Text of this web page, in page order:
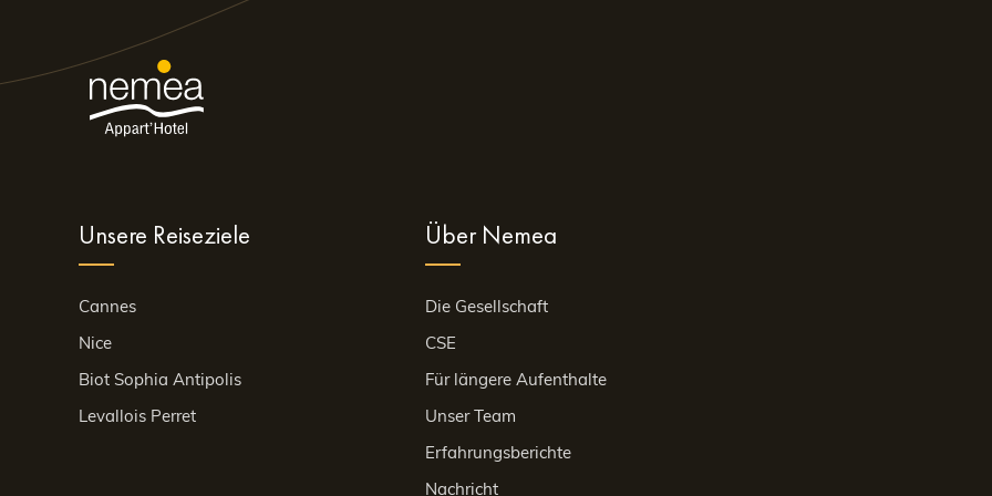
Nutzen Sie die Gelegenheit, während Ihres Besuchs im Zoo von Beauval oder in Tours in einem unserer
unsere Sonderangebote für einen unvergesslichen Aufenthalt mit Nemea. Wenn Sie auf der Suche nach einer
Ausstattung sind – und dabei die Annehmlichkeiten eines Hotels genießen möchten – prüfen Sie unsere Verfügbarkeiten.
Für Reservierungen oder weitere Informationen besuchen Sie unsere Website oder kontaktieren Sie unser Team.
Unsere Reiseziele
Cannes
Nice
Biot Sophia Antipolis
Levallois Perret
Über Nemea
Die Gesellschaft
CSE
Für längere Aufenthalte
Unser Team
Erfahrungsberichte
Nachricht